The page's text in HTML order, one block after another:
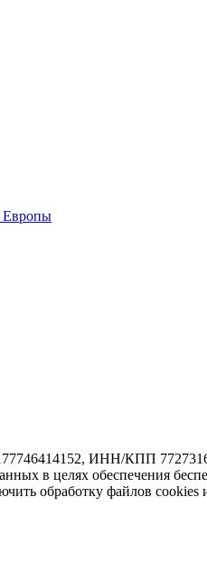
Европы
ИНН/КПП
в целях обеспечения
обработку файлов cookies